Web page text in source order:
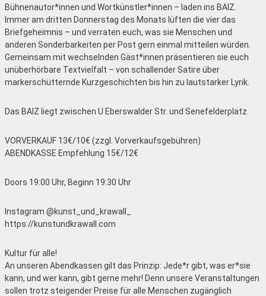
Bühnenautor*innen und Wortkünstler*innen – laden ins BAIZ.
Immer am dritten Donnerstag des Monats lüften die vier das
Briefgeheimnis – und verraten euch, was sie Menschen und
anderen Sonderbarkeiten per Post gern einmal mitteilen würden.
Gemeinsam mit wechselnden Gäst*innen präsentieren sie euch
unüberhörbare Textvielfalt – von schallender Satire über
markerschütternde Kurzgeschichten bis hin zu lautstarker Lyrik.
Das BAIZ liegt zwischen U Eberswalder Str. und Senefelderplatz.
VORVERKAUF 13€/10€ (zzgl. Vorverkaufsgebühren)
ABENDKASSE Empfehlung 15€/12€
Doors 19:00 Uhr, Beginn 19:30 Uhr
Instagram @kunst_und_krawall_
https://kunstundkrawall.com
Kultur für alle!
An unseren Abendkassen gilt das Prinzip: Jede*r gibt, was er*sie
kann, und wer kann, gibt gerne mehr! Denn unsere Veranstaltungen
sollen trotz steigender Preise für alle Menschen zugänglich